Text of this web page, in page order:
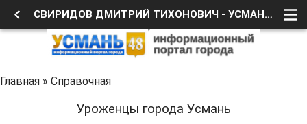
СВИРИДОВ ДМИТРИЙ ТИХОНОВИЧ - УСМАНЬ 48
Главная » Справочная
Уроженцы города Усмань